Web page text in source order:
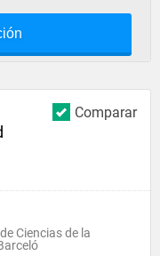
Comparar
Ciencias de la